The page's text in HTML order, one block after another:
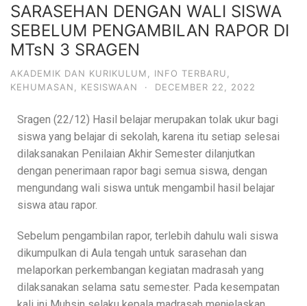
SARASEHAN DENGAN WALI SISWA
SEBELUM PENGAMBILAN RAPOR DI
MTsN 3 SRAGEN
AKADEMIK DAN KURIKULUM INFO TERBARU
KEHUMASAN
KESISWAAN · DECEMBER 22, 2022
Sragen (22/12) Hasil belajar merupakan tolak ukur bagi
siswa yang belajar di sekolah, karena itu setiap selesai
dilaksanakan Penilaian Akhir Semester dilanjutkan
dengan penerimaan rapor bagi semua siswa, dengan
mengundang wali siswa untuk mengambil hasil belajar
siswa atau rapor.
Sebelum pengambilan rapor, terlebih dahulu wali siswa
dikumpulkan di Aula tengah untuk sarasehan dan
melaporkan perkembangan kegiatan madrasah yang
dilaksanakan selama satu semester. Pada kesempatan